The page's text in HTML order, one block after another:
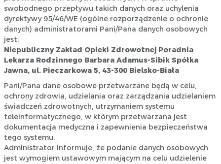
swobodnego przepływu takich danych oraz uchylenia
dyrektywy 95/46/WE (ogólne rozporządzenie o ochronie
danych) administratorami Pani/Pana danych osobowych
jest:
Niepubliczny Zakład Opieki Zdrowotnej Poradnia
Lekarza Rodzinnego Barbara Adamus-Sibik Spółka
Jawna, ul. Pieczarkowa 5, 43-300 Bielsko-Biała
Pani/Pana dane osobowe przetwarzane będą w celu,
ochrony zdrowia, udzielania oraz zarządzania udzielaniem
świadczeń zdrowotnych, utrzymaniem systemu
teleinformatycznego, w którym przetwarzana jest
dokumentacja medyczna i zapewnienia bezpieczeństwa
tego systemu.
Administrator informuje, że podanie danych osobowych
jest wymogiem ustawowym mającym na celu udzielenie